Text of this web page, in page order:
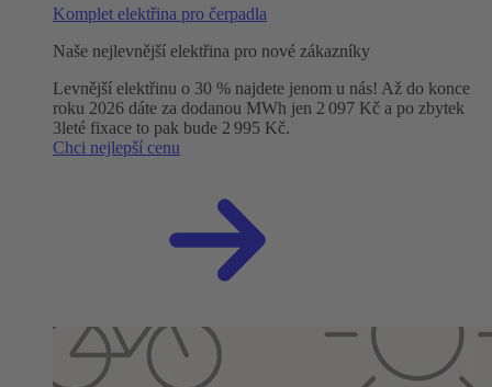
Komplet elektřina pro čerpadla
Naše nejlevnější elektřina pro nové zákazníky
Levnější elektřinu o 30 % najdete jenom u nás! Až do konce
roku 2026 dáte za dodanou MWh jen 2 097 Kč a po zbytek
3leté fixace to pak bude 2 995 Kč.
Chci nejlepší cenu